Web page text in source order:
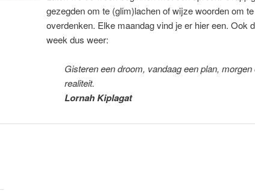
gezegden om te (glim)lachen of wijze woorden om te
overdenken. Elke maandag vind je er hier een. Ook
week dus weer:
Gisteren een droom, vandaag een plan, morgen
realiteit.
Lornah Kiplagat